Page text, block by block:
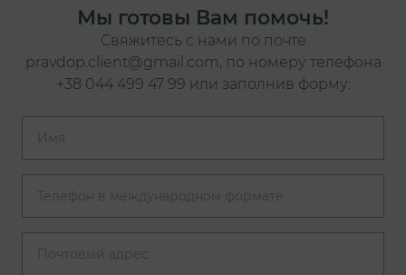
Мы готовы Вам помочь!
Свяжитесь с нами по почте
pravdop.client@gmail.com, по номеру телефона
+38 044 499 47 99 или заполнив форму: